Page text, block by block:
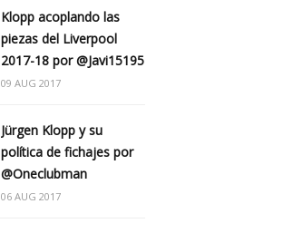
Klopp acoplando las
piezas del Liverpool
2017-18 por @Javi15195
09 AUG 2017
Jürgen Klopp y su
política de fichajes por
@Oneclubman
06 AUG 2017